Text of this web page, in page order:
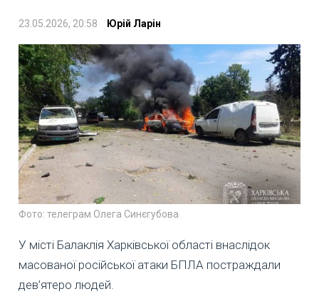
23.05.2026, 20:58 Юрій Ларін
Фото: телеграм Олега Синєгубова
У місті Балаклія Харківської області внаслідок
масованої російської атаки БПЛА постраждали
дев’ятеро людей.